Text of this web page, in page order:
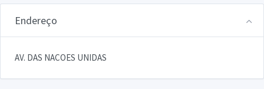
Endereço
AV. DAS NACOES UNIDAS